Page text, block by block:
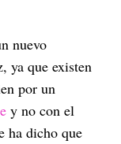
nuevo
ya que existen
por un
y no con el
ha dicho que